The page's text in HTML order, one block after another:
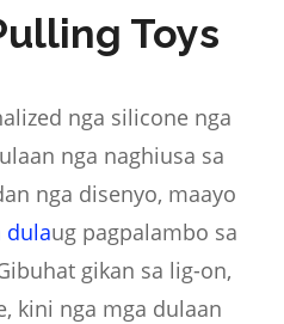
Toys
nga silicone nga
nga naghiusa sa
nga disenyo, maayo
dulaug pagpalambo sa
gikan sa lig-on,
kini nga mga dulaan